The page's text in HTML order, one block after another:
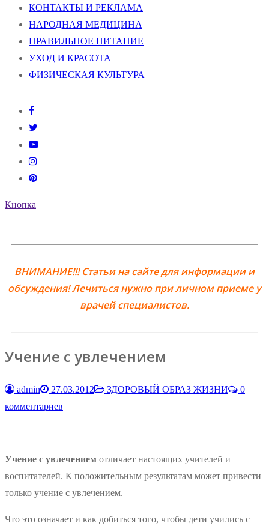
КОНТАКТЫ И РЕКЛАМА
НАРОДНАЯ МЕДИЦИНА
ПРАВИЛЬНОЕ ПИТАНИЕ
УХОД И КРАСОТА
ФИЗИЧЕСКАЯ КУЛЬТУРА
Кнопка
ВНИМАНИЕ!!! Статьи на сайте для информации и
обсуждения! Лечиться нужно при личном приеме у
врачей специалистов.
Учение с увлечением
admin 27.03.2012 ЗДОРОВЫЙ ОБРАЗ ЖИЗНИ
0
комментариев
Учение с увлечением отличает настоящих учителей и
воспитателей. К положительным результатам может привести
только учение с увлечением.
Что это означает и как добиться того, чтобы дети учились с